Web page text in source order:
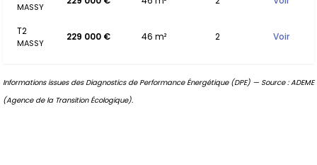
MASSY
T2
MASSY
229 000 € 46 m² 2 Voir
Informations issues des Diagnostics de Performance Énergétique (DPE) — Source : ADEME
(Agence de la Transition Écologique).